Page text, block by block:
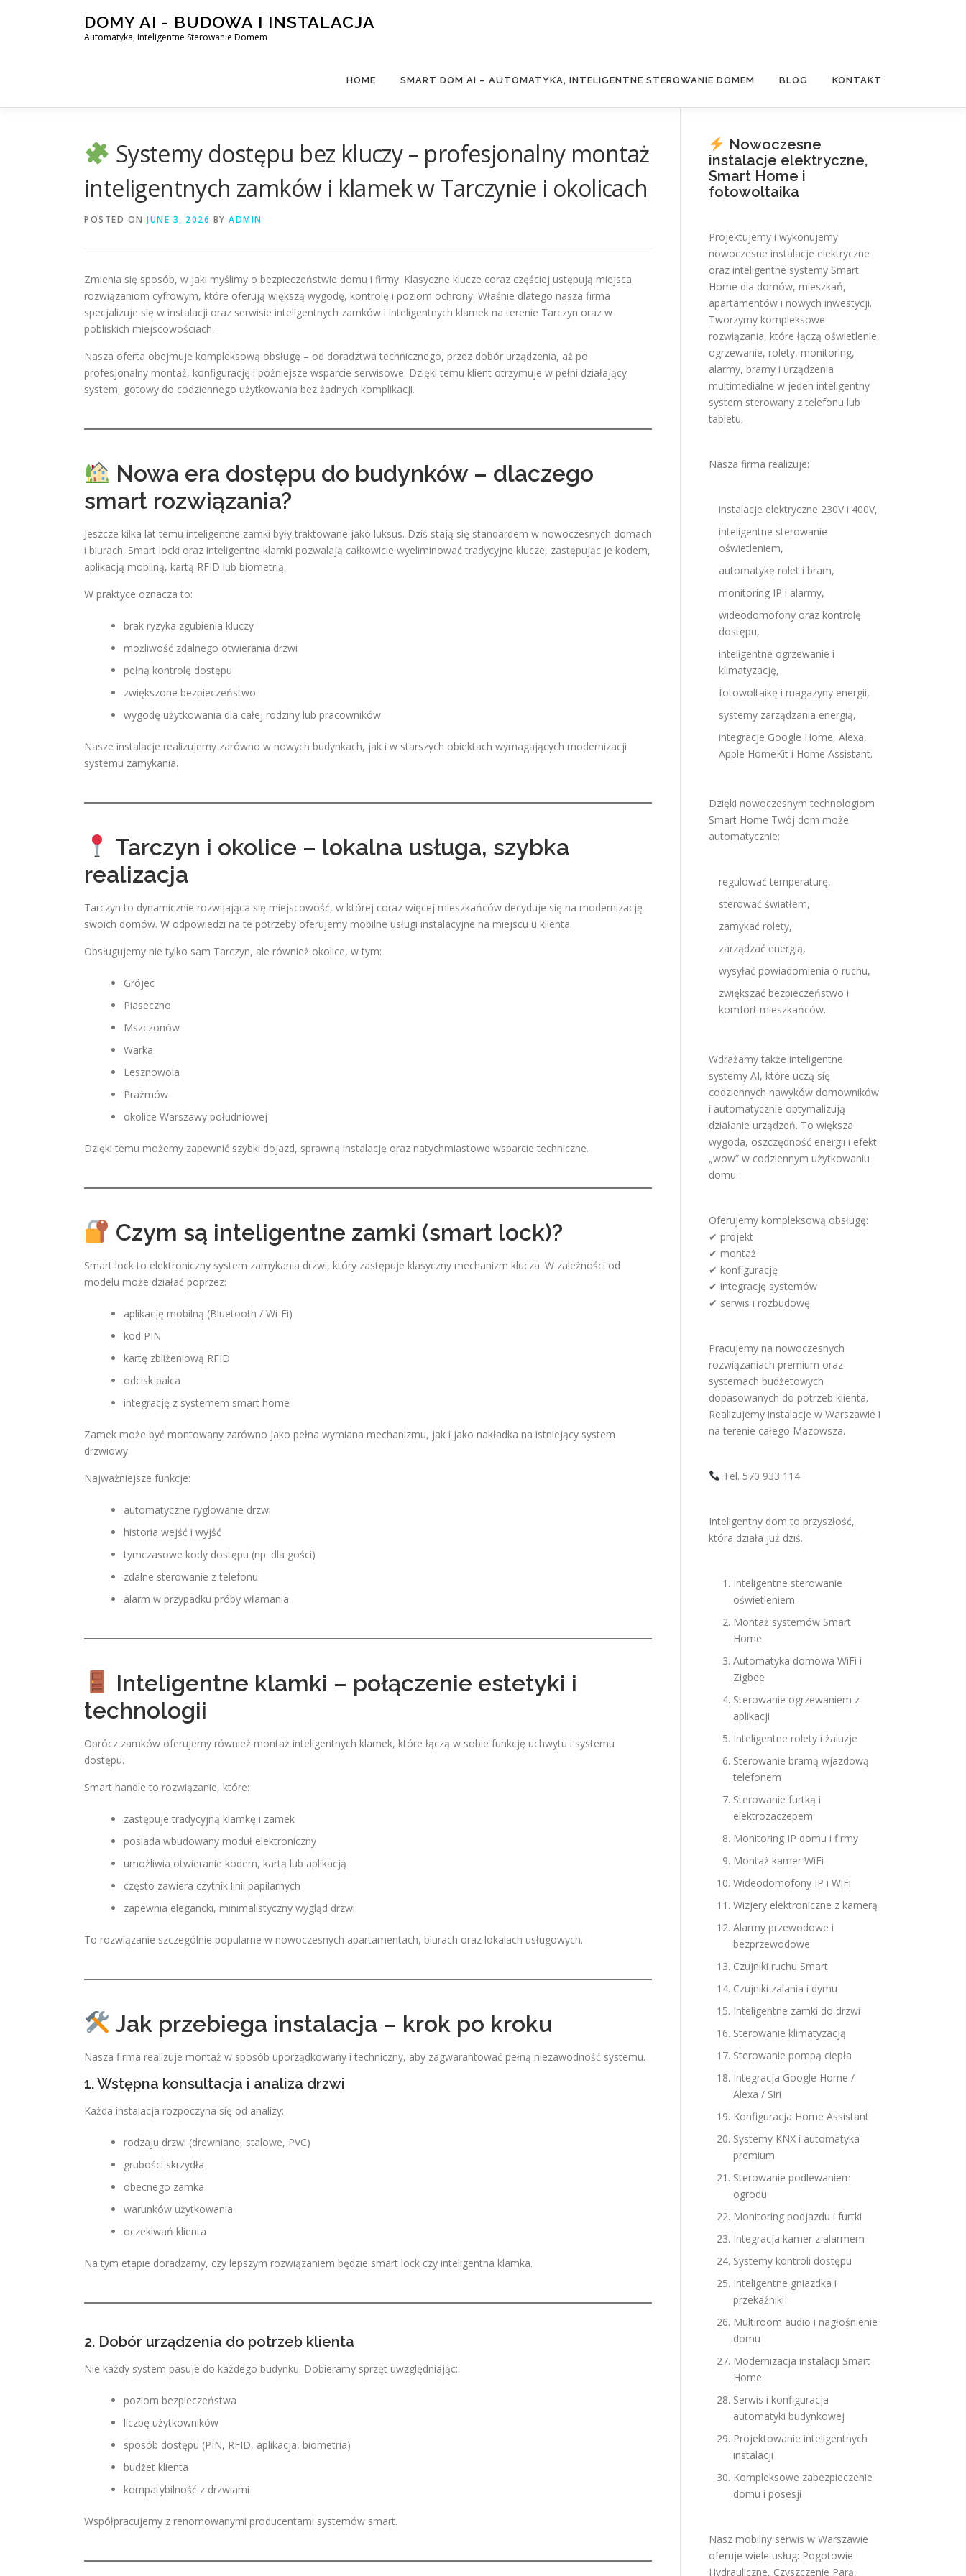
DOMY AI - BUDOWA I INSTALACJA
Automatyka, Inteligentne Sterowanie Domem
HOME SMART DOM AI – AUTOMATYKA, INTELIGENTNE STEROWANIE DOMEM BLOG KONTAKT
Systemy dostępu bez kluczy – profesjonalny montaż
inteligentnych zamków i klamek w Tarczynie i okolicach
POSTED ON JUNE 3, 2026 BY ADMIN
Zmienia się sposób, w jaki myślimy o bezpieczeństwie domu i firmy. Klasyczne klucze coraz częściej ustępują miejsca
rozwiązaniom cyfrowym, które oferują większą wygodę, kontrolę i poziom ochrony. Właśnie dlatego nasza firma
specjalizuje się w instalacji oraz serwisie inteligentnych zamków i inteligentnych klamek na terenie Tarczyn oraz w
pobliskich miejscowościach.
Nasza oferta obejmuje kompleksową obsługę – od doradztwa technicznego, przez dobór urządzenia, aż po
profesjonalny montaż, konfigurację i późniejsze wsparcie serwisowe. Dzięki temu klient otrzymuje w pełni działający
system, gotowy do codziennego użytkowania bez żadnych komplikacji.
Nowa era dostępu do budynków – dlaczego
smart rozwiązania?
Jeszcze kilka lat temu inteligentne zamki były traktowane jako luksus. Dziś stają się standardem w nowoczesnych domach
i biurach. Smart locki oraz inteligentne klamki pozwalają całkowicie wyeliminować tradycyjne klucze, zastępując je kodem,
aplikacją mobilną, kartą RFID lub biometrią.
W praktyce oznacza to:
brak ryzyka zgubienia kluczy
możliwość zdalnego otwierania drzwi
pełną kontrolę dostępu
zwiększone bezpieczeństwo
wygodę użytkowania dla całej rodziny lub pracowników
Nasze instalacje realizujemy zarówno w nowych budynkach, jak i w starszych obiektach wymagających modernizacji
systemu zamykania.
Tarczyn i okolice – lokalna usługa, szybka
realizacja
Tarczyn to dynamicznie rozwijająca się miejscowość, w której coraz więcej mieszkańców decyduje się na modernizację
swoich domów. W odpowiedzi na te potrzeby oferujemy mobilne usługi instalacyjne na miejscu u klienta.
Obsługujemy nie tylko sam Tarczyn, ale również okolice, w tym:
Grójec
Piaseczno
Mszczonów
Warka
Lesznowola
Prażmów
okolice Warszawy południowej
Dzięki temu możemy zapewnić szybki dojazd, sprawną instalację oraz natychmiastowe wsparcie techniczne.
Czym są inteligentne zamki (smart lock)?
Smart lock to elektroniczny system zamykania drzwi, który zastępuje klasyczny mechanizm klucza. W zależności od
modelu może działać poprzez:
aplikację mobilną (Bluetooth / Wi-Fi)
kod PIN
kartę zbliżeniową RFID
odcisk palca
integrację z systemem smart home
Zamek może być montowany zarówno jako pełna wymiana mechanizmu, jak i jako nakładka na istniejący system
drzwiowy.
Najważniejsze funkcje:
automatyczne ryglowanie drzwi
historia wejść i wyjść
tymczasowe kody dostępu (np. dla gości)
zdalne sterowanie z telefonu
alarm w przypadku próby włamania
Inteligentne klamki – połączenie estetyki i
technologii
Oprócz zamków oferujemy również montaż inteligentnych klamek, które łączą w sobie funkcję uchwytu i systemu
dostępu.
Smart handle to rozwiązanie, które:
zastępuje tradycyjną klamkę i zamek
posiada wbudowany moduł elektroniczny
umożliwia otwieranie kodem, kartą lub aplikacją
często zawiera czytnik linii papilarnych
zapewnia elegancki, minimalistyczny wygląd drzwi
To rozwiązanie szczególnie popularne w nowoczesnych apartamentach, biurach oraz lokalach usługowych.
Jak przebiega instalacja – krok po kroku
Nasza firma realizuje montaż w sposób uporządkowany i techniczny, aby zagwarantować pełną niezawodność systemu.
1. Wstępna konsultacja i analiza drzwi
Każda instalacja rozpoczyna się od analizy:
rodzaju drzwi (drewniane, stalowe, PVC)
grubości skrzydła
obecnego zamka
warunków użytkowania
oczekiwań klienta
Na tym etapie doradzamy, czy lepszym rozwiązaniem będzie smart lock czy inteligentna klamka.
2. Dobór urządzenia do potrzeb klienta
Nie każdy system pasuje do każdego budynku. Dobieramy sprzęt uwzględniając:
poziom bezpieczeństwa
liczbę użytkowników
sposób dostępu (PIN, RFID, aplikacja, biometria)
budżet klienta
kompatybilność z drzwiami
Współpracujemy z renomowanymi producentami systemów smart.
Nowoczesne
instalacje elektryczne,
Smart Home i
fotowoltaika
Projektujemy i wykonujemy
nowoczesne instalacje elektryczne
oraz inteligentne systemy Smart
Home dla domów, mieszkań,
apartamentów i nowych inwestycji.
Tworzymy kompleksowe
rozwiązania, które łączą oświetlenie,
ogrzewanie, rolety, monitoring,
alarmy, bramy i urządzenia
multimedialne w jeden inteligentny
system sterowany z telefonu lub
tabletu.
Nasza firma realizuje:
instalacje elektryczne 230V i 400V,
inteligentne sterowanie
oświetleniem,
automatykę rolet i bram,
monitoring IP i alarmy,
wideodomofony oraz kontrolę
dostępu,
inteligentne ogrzewanie i
klimatyzację,
fotowoltaikę i magazyny energii,
systemy zarządzania energią,
integracje Google Home, Alexa,
Apple HomeKit i Home Assistant.
Dzięki nowoczesnym technologiom
Smart Home Twój dom może
automatycznie:
regulować temperaturę,
sterować światłem,
zamykać rolety,
zarządzać energią,
wysyłać powiadomienia o ruchu,
zwiększać bezpieczeństwo i
komfort mieszkańców.
Wdrażamy także inteligentne
systemy AI, które uczą się
codziennych nawyków domowników
i automatycznie optymalizują
działanie urządzeń. To większa
wygoda, oszczędność energii i efekt
„wow” w codziennym użytkowaniu
domu.
Oferujemy kompleksową obsługę:
✔ projekt
✔ montaż
✔ konfigurację
✔ integrację systemów
✔ serwis i rozbudowę
Pracujemy na nowoczesnych
rozwiązaniach premium oraz
systemach budżetowych
dopasowanych do potrzeb klienta.
Realizujemy instalacje w Warszawie i
na terenie całego Mazowsza.
Tel. 570 933 114
Inteligentny dom to przyszłość,
która działa już dziś.
Inteligentne sterowanie
oświetleniem
Montaż systemów Smart
Home
Automatyka domowa WiFi i
Zigbee
Sterowanie ogrzewaniem z
aplikacji
Inteligentne rolety i żaluzje
Sterowanie bramą wjazdową
telefonem
Sterowanie furtką i
elektrozaczepem
Monitoring IP domu i firmy
Montaż kamer WiFi
Wideodomofony IP i WiFi
Wizjery elektroniczne z kamerą
Alarmy przewodowe i
bezprzewodowe
Czujniki ruchu Smart
Czujniki zalania i dymu
Inteligentne zamki do drzwi
Sterowanie klimatyzacją
Sterowanie pompą ciepła
Integracja Google Home /
Alexa / Siri
Konfiguracja Home Assistant
Systemy KNX i automatyka
premium
Sterowanie podlewaniem
ogrodu
Monitoring podjazdu i furtki
Integracja kamer z alarmem
Systemy kontroli dostępu
Inteligentne gniazdka i
przekaźniki
Multiroom audio i nagłośnienie
domu
Modernizacja instalacji Smart
Home
Serwis i konfiguracja
automatyki budynkowej
Projektowanie inteligentnych
instalacji
Kompleksowe zabezpieczenie
domu i posesji
Nasz mobilny serwis w Warszawie
oferuje wiele usług: Pogotowie
Hydrauliczne, Czyszczenie Parą,